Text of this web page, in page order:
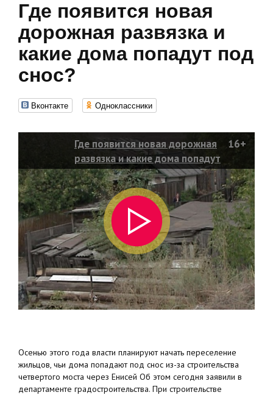
Где появится новая
дорожная развязка и
какие дома попадут под
снос?
Вконтакте Одноклассники
Где появится новая дорожная
развязка и какие дома попадут
под снос?
16+
Осенью этого года власти планируют начать переселение
жильцов, чьи дома попадают под снос из-за строительства
четвертого моста через Енисей Об этом сегодня заявили в
департаменте градостроительства. При строительстве